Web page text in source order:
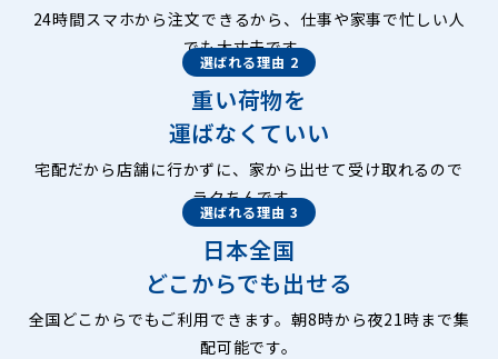
24時間スマホから注文できるから、仕事や家事で忙しい人
でも大丈夫です。
選ばれる理由 2
重い荷物を
運ばなくていい
宅配だから店舗に行かずに、家から出せて受け取れるので
ラクちんです。
選ばれる理由 3
日本全国
どこからでも出せる
全国どこからでもご利用できます。朝8時から夜21時まで集
配可能です。